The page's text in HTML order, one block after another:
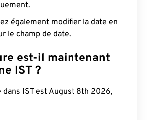
également modifier la date en
le champ de date.
est-il maintenant
IST ?
dans IST est August 8th 2026,